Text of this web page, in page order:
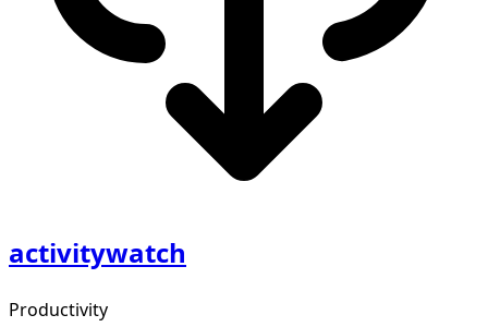
activitywatch
Productivity